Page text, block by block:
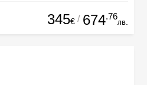
345€ / 674.76
лв.